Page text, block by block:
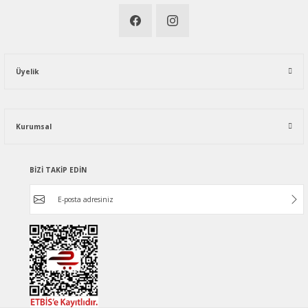
Üyelik
Kurumsal
BİZİ TAKİP EDİN